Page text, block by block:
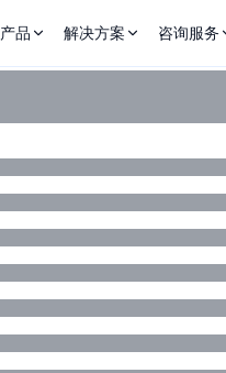
产品 解决方案 咨询服务